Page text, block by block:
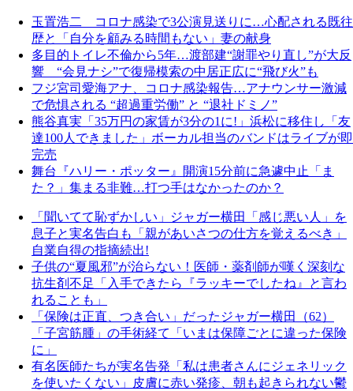
玉置浩二 コロナ感染で3公演見送りに…心配される既往
歴と「自分を顧みる時間もない」妻の献身
多目的トイレ不倫から5年…渡部建“謝罪やり直し”が大反
響 “会見ナシ”で復帰模索の中居正広に“飛び火”も
フジ宮司愛海アナ、コロナ感染報告…アナウンサー激減
で危惧される “超過重労働” と “退社ドミノ”
熊谷真実「35万円の家賃が3分の1に!」浜松に移住し「友
達100人できました」ボーカル担当のバンドはライブが即
完売
舞台『ハリー・ポッター』開演15分前に急遽中止「ま
た？」集まる非難…打つ手はなかったのか？
「聞いてて恥ずかしい」ジャガー横田「感じ悪い人」を
息子と実名告白も「親があいさつの仕方を覚えるべき」
自業自得の指摘続出!
子供の“夏風邪”が治らない！医師・薬剤師が嘆く深刻な
抗生剤不足「入手できたら『ラッキーでしたね』と言わ
れることも」
「保険は正直、つき合い」だったジャガー横田（62）
「子宮筋腫」の手術経て「いまは保障ごとに違った保険
に」
有名医師たちが実名告発「私は患者さんにジェネリック
を使いたくない」皮膚に赤い発疹、朝も起きられない鬱